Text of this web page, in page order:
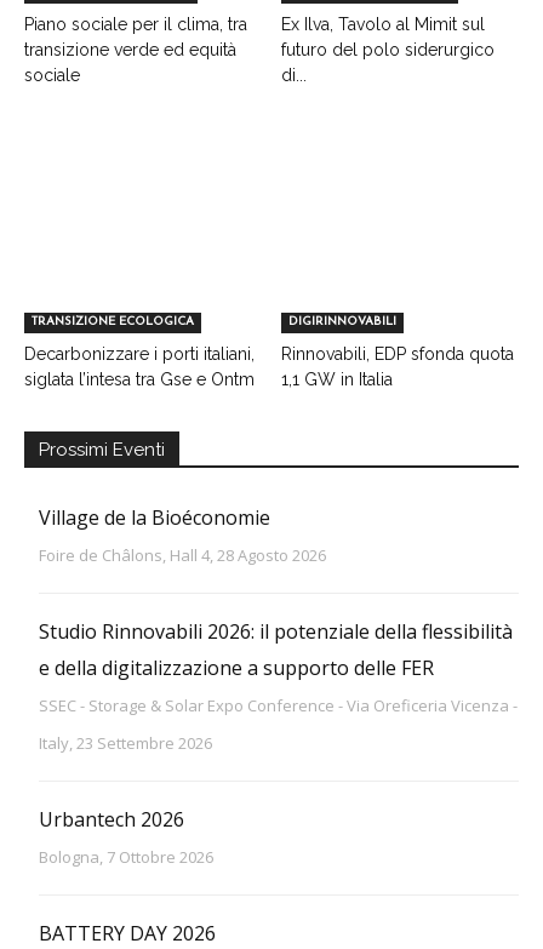
Piano sociale per il clima, tra
transizione verde ed equità
sociale
Ex Ilva, Tavolo al Mimit sul
futuro del polo siderurgico
di...
TRANSIZIONE ECOLOGICA
Decarbonizzare i porti italiani,
siglata l’intesa tra Gse e Ontm
DIGIRINNOVABILI
Rinnovabili, EDP sfonda quota
1,1 GW in Italia
Prossimi Eventi
Village de la Bioéconomie
Foire de Châlons, Hall 4, 28 Agosto 2026
Studio Rinnovabili 2026: il potenziale della flessibilità
e della digitalizzazione a supporto delle FER
SSEC - Storage & Solar Expo Conference - Via Oreficeria Vicenza -
Italy, 23 Settembre 2026
Urbantech 2026
Bologna, 7 Ottobre 2026
BATTERY DAY 2026